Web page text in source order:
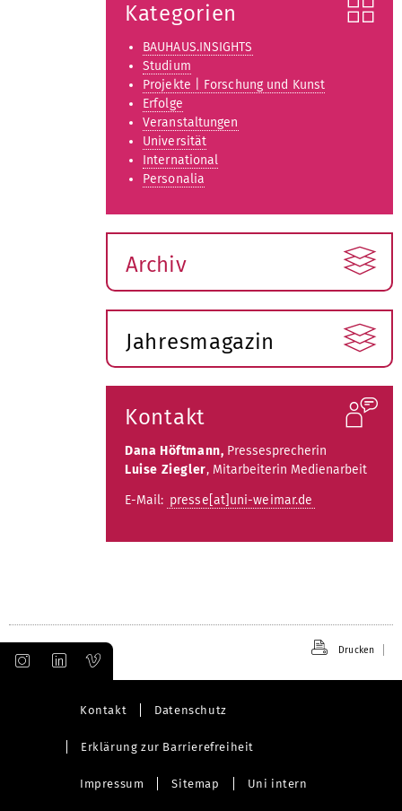
Kategorien
BAUHAUS.INSIGHTS
Studium
Projekte | Forschung und Kunst
Erfolge
Veranstaltungen
Universität
International
Personalia
Archiv
Jahresmagazin
Kontakt
Dana Höftmann, Pressesprecherin
Luise Ziegler, Mitarbeiterin Medienarbeit
E-Mail: presse[at]uni-weimar.de
Drucken
Kontakt Datenschutz
Erklärung zur Barrierefreiheit
Impressum Sitemap Uni intern